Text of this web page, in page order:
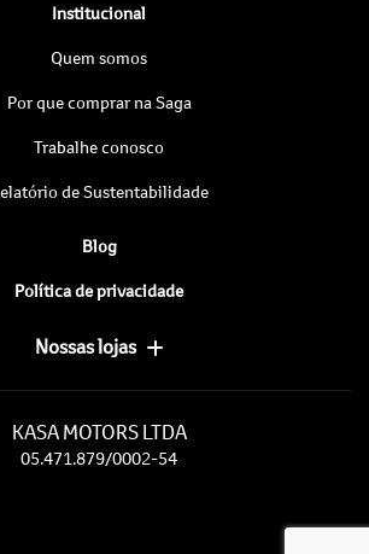
Institucional
Quem somos
Por que comprar na Saga
Trabalhe conosco
de Sustentabilidade
Blog
Política de privacidade
Nossas lojas
KASA MOTORS LTDA
05.471.879/0002-54